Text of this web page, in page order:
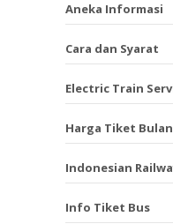
Aneka Informasi
Cara dan Syarat
Electric Train
Harga Tiket Bulan
Indonesian
Info Tiket Bus